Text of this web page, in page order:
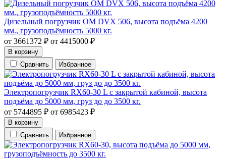
Дизельный погрузчик OM DVX 506, высота подъёма 4200
мм., грузоподъёмность 5000 кг.
от 3661372 ₽ от 4415000 ₽
В корзину
Сравнить
Избранное
Электропогрузчик RX60-30 L с закрытой кабиной, высота
подъёма до 5000 мм, груз до до 3500 кг.
от 5744895 ₽ от 6985423 ₽
В корзину
Сравнить
Избранное